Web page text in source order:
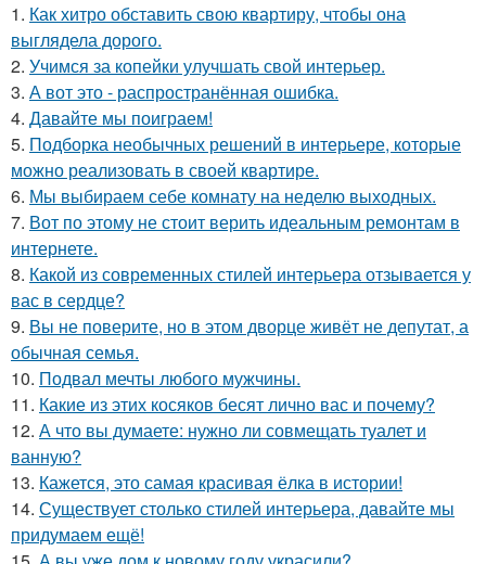
1. Как хитро обставить свою квартиру, чтобы она
выглядела дорого.
2. Учимся за копейки улучшать свой интерьер.
3. А вот это - распространённая ошибка.
4. Давайте мы поиграем!
5. Подборка необычных решений в интерьере, которые
можно реализовать в своей квартире.
6. Мы выбираем себе комнату на неделю выходных.
7. Вот по этому не стоит верить идеальным ремонтам в
интернете.
8. Какой из современных стилей интерьера отзывается у
вас в сердце?
9. Вы не поверите, но в этом дворце живёт не депутат, а
обычная семья.
10. Подвал мечты любого мужчины.
11. Какие из этих косяков бесят лично вас и почему?
12. А что вы думаете: нужно ли совмещать туалет и
ванную?
13. Кажется, это самая красивая ёлка в истории!
14. Существует столько стилей интерьера, давайте мы
придумаем ещё!